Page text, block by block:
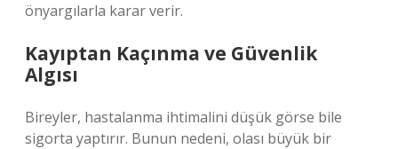
önyargılarla karar verir.
Kayıptan Kaçınma ve Güvenlik
Algısı
Bireyler, hastalanma ihtimalini düşük görse bile
sigorta yaptırır. Bunun nedeni, olası büyük bir